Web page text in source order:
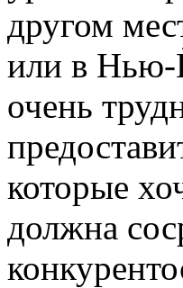
другом
или в Нью-
очень
которые
должна